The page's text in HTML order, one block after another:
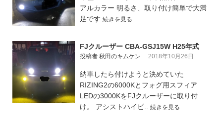
アルカラー 明るさ、取り付け簡単で大満
足です 続きを見る
FJクルーザー CBA-GSJ15W H25年式
投稿者 秋田のキムケン 2018年10月26日
納車したら付けようと決めていた
RIZING2の6000Kとフォグ用スフィア
LEDの3000KをFJクルーザーに取り付
け。 アシストハイビ.. 続きを見る